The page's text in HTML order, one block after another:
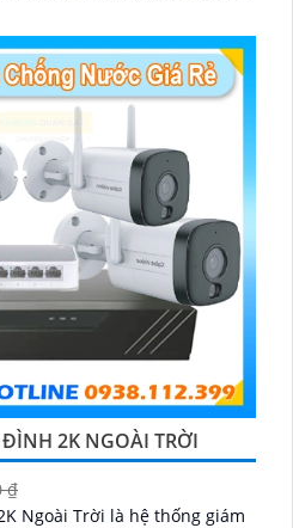
2K NGOÀI TRỜI
₫
Ngoài Trời là hệ thống giám